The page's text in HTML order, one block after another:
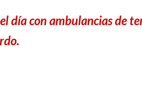
día con ambulancias de